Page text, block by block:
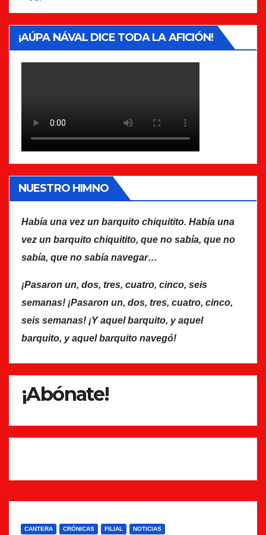
¡AÚPA NÁVAL DICE TODA LA AFICIÓN!
NUESTRO HIMNO
Había una vez un barquito chiquitito. Había una
vez un barquito chiquitito, que no sabía, que no
sabía, que no sabía navegar…
¡Pasaron un, dos, tres, cuatro, cinco, seis
semanas! ¡Pasaron un, dos, tres, cuatro, cinco,
seis semanas! ¡Y aquel barquito, y aquel
barquito, y aquel barquito navegó!
¡Abónate!
CANTERA CRÓNICAS FILIAL NOTICIAS